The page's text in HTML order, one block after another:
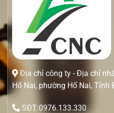
Địa chỉ công ty - Địa chỉ
Hố Nai, phường Hố Nai, Tỉnh
SĐT:0976.133.330